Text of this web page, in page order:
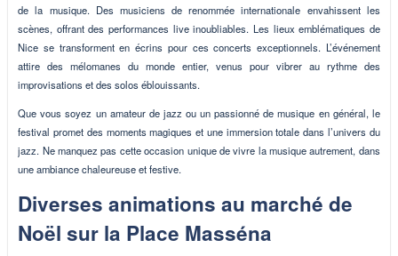
de la musique. Des musiciens de renommée internationale envahissent les
scènes, offrant des performances live inoubliables. Les lieux emblématiques de
Nice se transforment en écrins pour ces concerts exceptionnels. L’événement
attire des mélomanes du monde entier, venus pour vibrer au rythme des
improvisations et des solos éblouissants.
Que vous soyez un amateur de jazz ou un passionné de musique en général, le
festival promet des moments magiques et une immersion totale dans l’univers du
jazz. Ne manquez pas cette occasion unique de vivre la musique autrement, dans
une ambiance chaleureuse et festive.
Diverses animations au marché de
Noël sur la Place Masséna